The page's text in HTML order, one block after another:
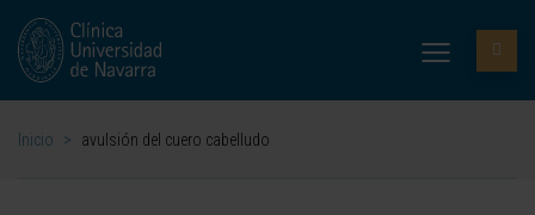
Inicio > avulsión del cuero cabelludo